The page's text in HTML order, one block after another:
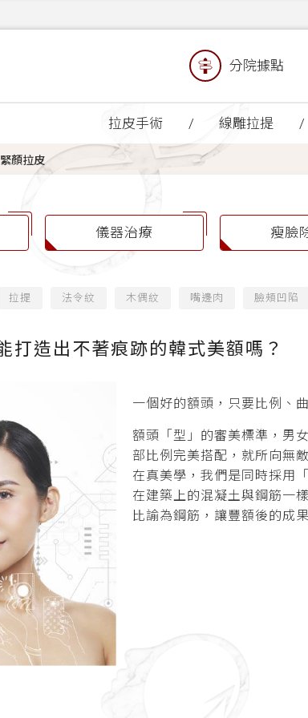
分院據點
拉皮手術 線雕拉提
顏拉皮
儀器治療 瘦臉
拉提 法令紋 木偶紋 嘴邊肉 臉頰凹陷
打造出不著痕跡的韓式美額嗎？
一個好的額頭，只要比例、
額頭「型」的審美標準，男
部比例完美搭配，就所向無敵
在真美學，我們是同時採用「
在建築上的混凝土與鋼筋一
比諭為鋼筋，讓豐額後的成